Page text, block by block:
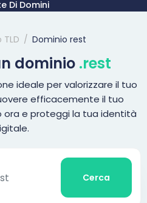
Di Domini
TLD Dominio rest
dominio .rest
ideale per valorizzare il tuo
efficacemente il tuo
ora e proteggi la tua identità
Cerca